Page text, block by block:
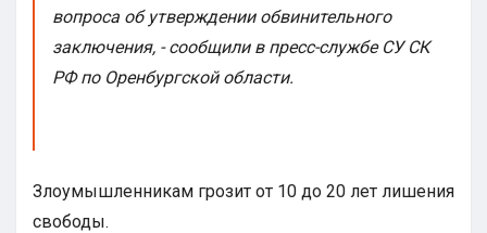
вопроса об утверждении обвинительного
заключения, - сообщили в пресс-службе СУ СК
РФ по Оренбургской области.
Злоумышленникам грозит от 10 до 20 лет лишения
свободы.